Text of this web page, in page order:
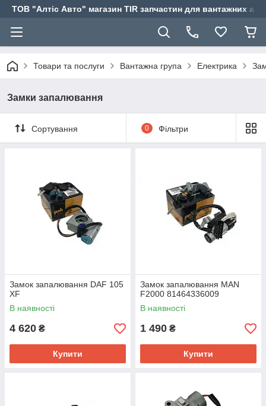
ТОВ "Алтіс Авто" магазин TIR запчастин для вантажних
Товари та послуги Вантажна група Електрика
Замки запалювання
Сортування 0 Фільтри
Замок запалювання DAF 105
XF
В наявності
4 620 ₴
Купити
Замок запалювання MAN
F2000 81464336009
В наявності
1 490 ₴
Купити